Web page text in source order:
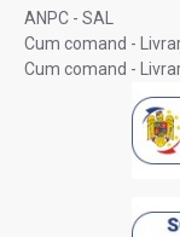
ANPC - SAL
Cum comand -
Cum comand -